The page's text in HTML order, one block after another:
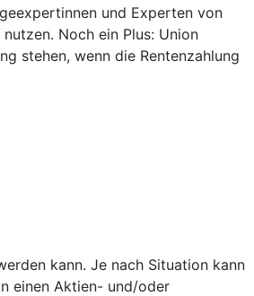
und Experten von
Noch ein Plus: Union
stehen, wenn die Rentenzahlung
kann. Je nach Situation kann
einen Aktien- und/oder